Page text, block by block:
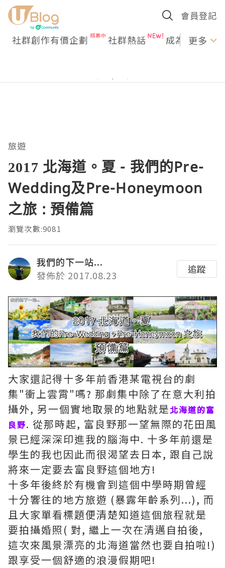
會員登記
社群創作有價企劃 社群熱話 成為U更多
旅遊
2017 北海道。夏 - 我們的Pre-
Wedding及Pre-Honeymoon
之旅 : 預備篇
瀏覽次數:9081
我們的下一站...
發佈於 2017.08.23
追蹤
大家還記得十多年前香港某電視台的劇
集"衝上雲霄"嗎? 那劇集中除了在意大利拍
攝外, 另一個實地取景的地點就是北海道的富
良野. 從那時起, 富良野那一望無際的花田風
景已經深深印進我的腦海中. 十多年前還是
學生的我也因此而很渴望去日本, 跟自己說
將來一定要去富良野這個地方!
十多年後終於有機會到這個中學時期曾經
十分響往的地方旅遊 (暴露年齡系列...), 而
且大家單看標題便清楚知道這個旅程就是
要拍攝婚照( 對, 繼上一次在清邁自拍後,
這次來風景漂亮的北海道當然也要自拍啦!)
跟享受一個舒適的浪漫假期吧!